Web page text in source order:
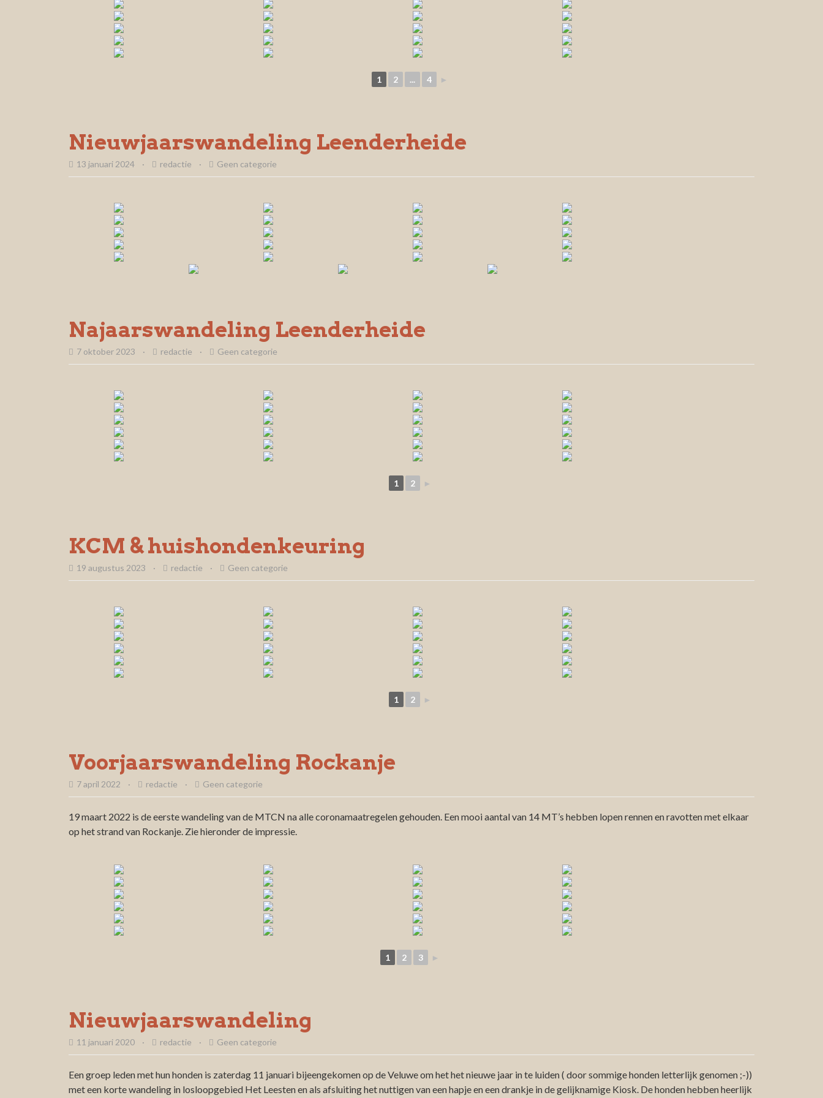
1 2 ... 4 ►
Nieuwjaarswandeling Leenderheide
13 januari 2024 · redactie · Geen categorie
Najaarswandeling Leenderheide
7 oktober 2023 · redactie · Geen categorie
1 2 ►
KCM & huishondenkeuring
19 augustus 2023 · redactie · Geen categorie
1 2 ►
Voorjaarswandeling Rockanje
7 april 2022 · redactie · Geen categorie
19 maart 2022 is de eerste wandeling van de MTCN na alle coronamaatregelen gehouden. Een mooi aantal van 14 MT’s hebben lopen rennen en ravotten met elkaar
op het strand van Rockanje. Zie hieronder de impressie.
1 2 3 ►
Nieuwjaarswandeling
11 januari 2020 · redactie · Geen categorie
Een groep leden met hun honden is zaterdag 11 januari bijeengekomen op de Veluwe om het het nieuwe jaar in te luiden ( door sommige honden letterlijk genomen ;-))
met een korte wandeling in losloopgebied Het Leesten en als afsluiting het nuttigen van een hapje en een drankje in de gelijknamige Kiosk. De honden hebben heerlijk